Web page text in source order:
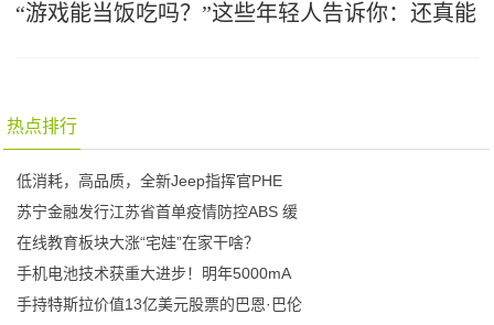
“游戏能当饭吃吗？”这些年轻人告诉你：还真能
热点排行
低消耗，高品质，全新Jeep指挥官PHE
苏宁金融发行江苏省首单疫情防控ABS 缓
在线教育板块大涨“宅娃”在家干啥？
手机电池技术获重大进步！明年5000mA
手持特斯拉价值13亿美元股票的巴恩·巴伦